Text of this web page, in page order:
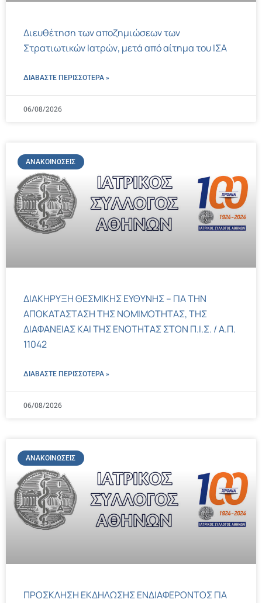
Διευθέτηση των αποζημιώσεων των
Στρατιωτικών Ιατρών, μετά από αίτημα του ΙΣΑ
ΔΙΑΒΑΣΤΕ ΠΕΡΙΣΣΌΤΕΡΑ »
06/08/2026
ΑΝΑΚΟΙΝΏΣΕΙΣ
ΔΙΑΚΗΡΥΞΗ ΘΕΣΜΙΚΗΣ ΕΥΘΥΝΗΣ – ΓΙΑ ΤΗΝ
ΑΠΟΚΑΤΑΣΤΑΣΗ ΤΗΣ ΝΟΜΙΜΟΤΗΤΑΣ, ΤΗΣ
ΔΙΑΦΑΝΕΙΑΣ ΚΑΙ ΤΗΣ ΕΝΟΤΗΤΑΣ ΣΤΟΝ Π.Ι.Σ. / Α.Π.
11042
ΔΙΑΒΑΣΤΕ ΠΕΡΙΣΣΌΤΕΡΑ »
06/08/2026
ΑΝΑΚΟΙΝΏΣΕΙΣ
ΠΡΟΣΚΛΗΣΗ ΕΚΔΗΛΩΣΗΣ ΕΝΔΙΑΦΕΡΟΝΤΟΣ ΓΙΑ